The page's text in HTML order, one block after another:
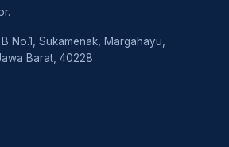
No.1, Sukamenak, Margahayu,
Barat, 40228